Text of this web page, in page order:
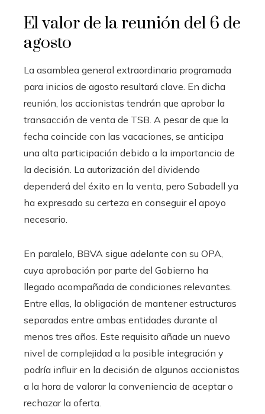
El valor de la reunión del 6 de
agosto
La asamblea general extraordinaria programada
para inicios de agosto resultará clave. En dicha
reunión, los accionistas tendrán que aprobar la
transacción de venta de TSB. A pesar de que la
fecha coincide con las vacaciones, se anticipa
una alta participación debido a la importancia de
la decisión. La autorización del dividendo
dependerá del éxito en la venta, pero Sabadell ya
ha expresado su certeza en conseguir el apoyo
necesario.
En paralelo, BBVA sigue adelante con su OPA,
cuya aprobación por parte del Gobierno ha
llegado acompañada de condiciones relevantes.
Entre ellas, la obligación de mantener estructuras
separadas entre ambas entidades durante al
menos tres años. Este requisito añade un nuevo
nivel de complejidad a la posible integración y
podría influir en la decisión de algunos accionistas
a la hora de valorar la conveniencia de aceptar o
rechazar la oferta.